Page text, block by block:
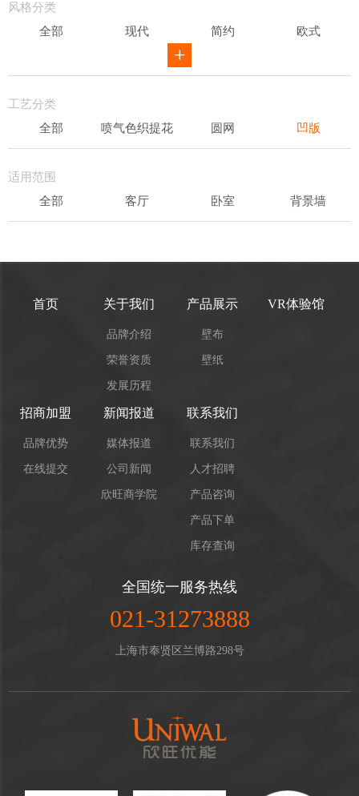
风格分类
全部
现代 简约 欧式
工艺分类
全部
喷气色织提花 圆网 凹版
适用范围
全部
客厅 卧室 背景墙
首页 关于我们
品牌介绍
荣誉资质
发展历程
产品展示
壁布
壁纸
VR体验馆
招商加盟
品牌优势
在线提交
新闻报道
媒体报道
公司新闻
欣旺商学院
联系我们
联系我们
人才招聘
产品咨询
产品下单
库存查询
全国统一服务热线
021-31273888
上海市奉贤区兰博路298号